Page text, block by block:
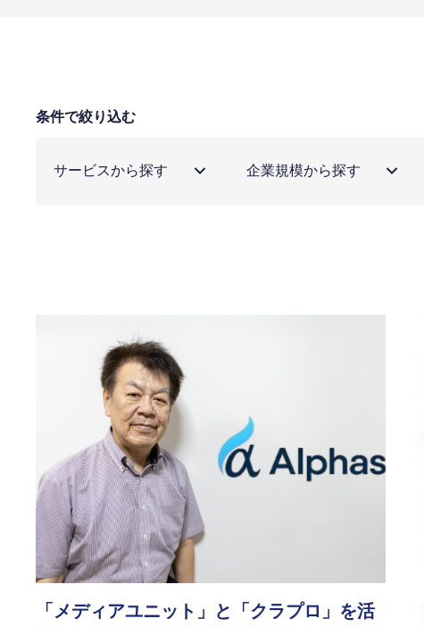
条件で絞り込む
サービスから探す 企業規模から探す
「メディアユニット」と「クラプロ」を活